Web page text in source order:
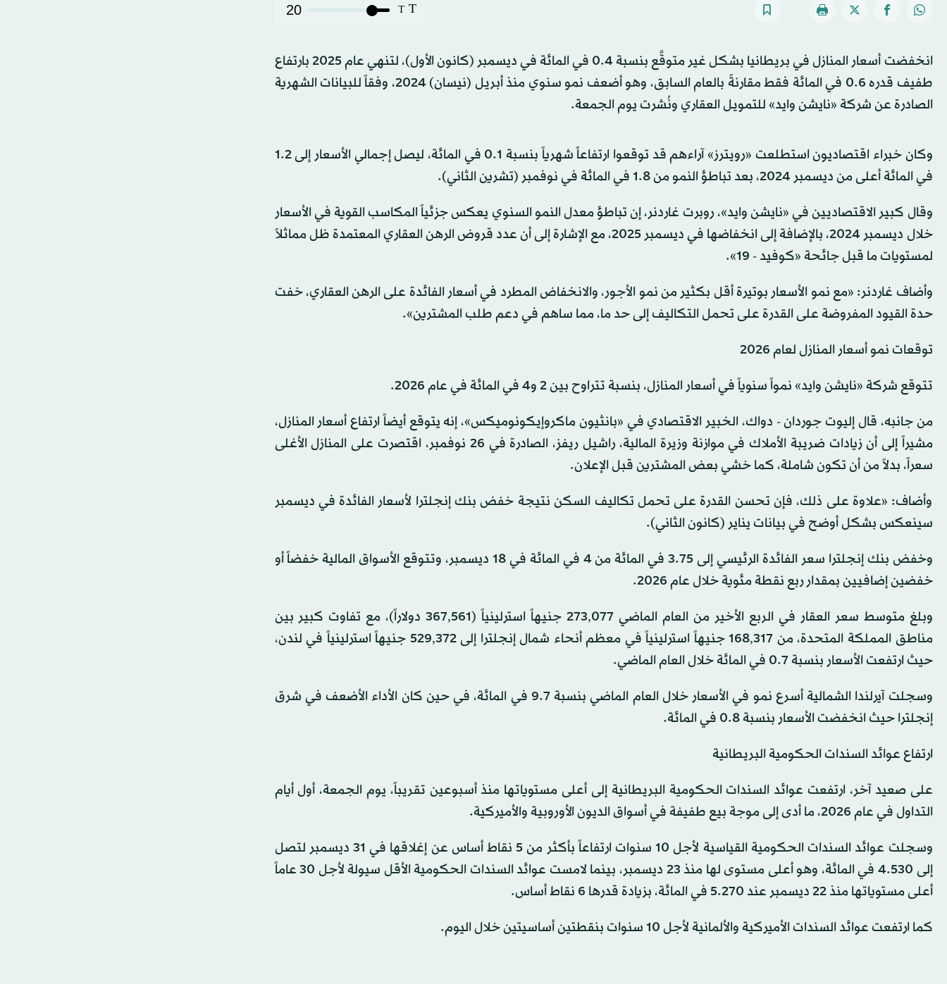
T
T
20
انخفضت أسعار المنازل في بريطانيا بشكل غير متوقَّع بنسبة 0.4 في المائة في ديسمبر (كانون الأول)، لتنهي عام 2025 بارتفاع
طفيف قدره 0.6 في المائة فقط مقارنةً بالعام السابق، وهو أضعف نمو سنوي منذ أبريل (نيسان) 2024، وفقاً للبيانات الشهرية
الصادرة عن شركة «نايشن وايد» للتمويل العقاري ونُشرت يوم الجمعة.
وكان خبراء اقتصاديون استطلعت «رويترز» آراءهم قد توقعوا ارتفاعاً شهرياً بنسبة 0.1 في المائة، ليصل إجمالي الأسعار إلى 1.2
في المائة أعلى من ديسمبر 2024، بعد تباطؤ النمو من 1.8 في المائة في نوفمبر (تشرين الثاني).
وقال كبير الاقتصاديين في «نايشن وايد»، روبرت غاردنر، إن تباطؤ معدل النمو السنوي يعكس جزئياً المكاسب القوية في الأسعار
خلال ديسمبر 2024، بالإضافة إلى انخفاضها في ديسمبر 2025، مع الإشارة إلى أن عدد قروض الرهن العقاري المعتمدة ظل مماثلاً
لمستويات ما قبل جائحة «كوفيد - 19».
وأضاف غاردنر: «مع نمو الأسعار بوتيرة أقل بكثير من نمو الأجور، والانخفاض المطرد في أسعار الفائدة على الرهن العقاري، خفت
حدة القيود المفروضة على القدرة على تحمل التكاليف إلى حد ما، مما ساهم في دعم طلب المشترين».
توقعات نمو أسعار المنازل لعام 2026
تتوقع شركة «نايشن وايد» نمواً سنوياً في أسعار المنازل، بنسبة تتراوح بين 2 و4 في المائة في عام 2026.
من جانبه، قال إليوت جوردان - دواك، الخبير الاقتصادي في «بانثيون ماكروإيكونوميكس»، إنه يتوقع أيضاً ارتفاع أسعار المنازل،
مشيراً إلى أن زيادات ضريبة الأملاك في موازنة وزيرة المالية، راشيل ريفز، الصادرة في 26 نوفمبر، اقتصرت على المنازل الأغلى
سعراً، بدلاً من أن تكون شاملة، كما خشي بعض المشترين قبل الإعلان.
وأضاف: «علاوة على ذلك، فإن تحسن القدرة على تحمل تكاليف السكن نتيجة خفض بنك إنجلترا لأسعار الفائدة في ديسمبر
سينعكس بشكل أوضح في بيانات يناير (كانون الثاني).
وخفض بنك إنجلترا سعر الفائدة الرئيسي إلى 3.75 في المائة من 4 في المائة في 18 ديسمبر، وتتوقع الأسواق المالية خفضاً أو
خفضين إضافيين بمقدار ربع نقطة مئوية خلال عام 2026.
وبلغ متوسط سعر العقار في الربع الأخير من العام الماضي 273,077 جنيهاً استرلينياً (367,561 دولاراً)، مع تفاوت كبير بين
مناطق المملكة المتحدة، من 168,317 جنيهاً استرلينياً في معظم أنحاء شمال إنجلترا إلى 529,372 جنيهاً استرلينياً في لندن،
حيث ارتفعت الأسعار بنسبة 0.7 في المائة خلال العام الماضي.
وسجلت آيرلندا الشمالية أسرع نمو في الأسعار خلال العام الماضي بنسبة 9.7 في المائة، في حين كان الأداء الأضعف في شرق
إنجلترا حيث انخفضت الأسعار بنسبة 0.8 في المائة.
ارتفاع عوائد السندات الحكومية البريطانية
على صعيد آخر، ارتفعت عوائد السندات الحكومية البريطانية إلى أعلى مستوياتها منذ أسبوعين تقريباً، يوم الجمعة، أول أيام
التداول في عام 2026، ما أدى إلى موجة بيع طفيفة في أسواق الديون الأوروبية والأميركية.
وسجلت عوائد السندات الحكومية القياسية لأجل 10 سنوات ارتفاعاً بأكثر من 5 نقاط أساس عن إغلاقها في 31 ديسمبر لتصل
إلى 4.530 في المائة، وهو أعلى مستوى لها منذ 23 ديسمبر، بينما لامست عوائد السندات الحكومية الأقل سيولة لأجل 30 عاماً
أعلى مستوياتها منذ 22 ديسمبر عند 5.270 في المائة، بزيادة قدرها 6 نقاط أساس.
كما ارتفعت عوائد السندات الأميركية والألمانية لأجل 10 سنوات بنقطتين أساسيتين خلال اليوم.